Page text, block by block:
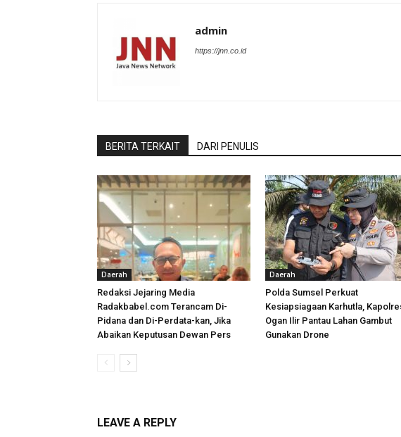
admin
https://jnn.co.id
BERITA TERKAIT DARI PENULIS
Daerah
Redaksi Jejaring Media
Radakbabel.com Terancam Di-
Pidana dan Di-Perdata-kan, Jika
Abaikan Keputusan Dewan Pers
Daerah
Polda Sumsel Perkuat
Kesiapsiagaan Karhutla,
Ogan Ilir Pantau Lahan Gambut
Gunakan Drone
LEAVE A REPLY